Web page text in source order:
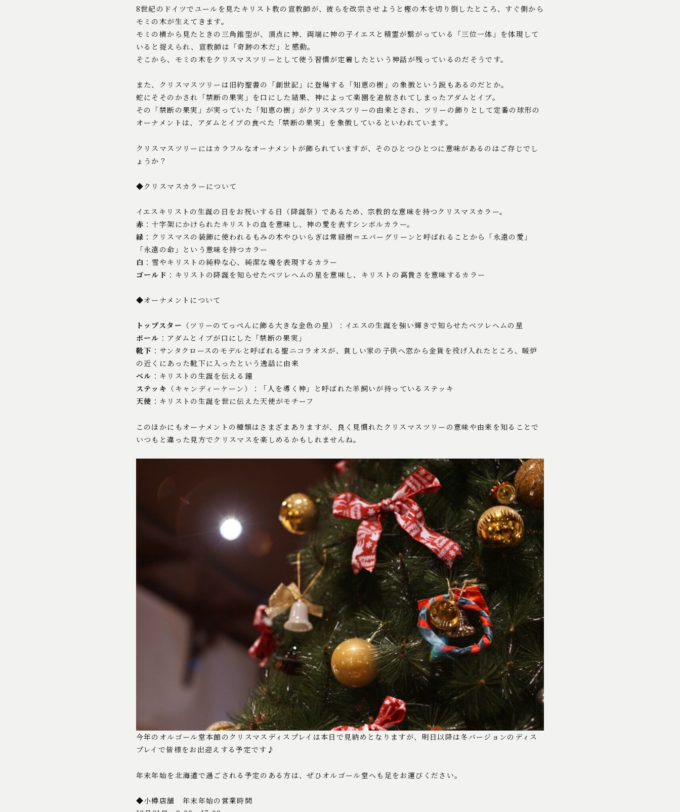
8世紀のドイツでユールを見たキリスト教の宣教師が、彼らを改宗させようと樫の木を切り倒したところ、すぐ側から
モミの木が生えてきます。
モミの横から見たときの三角錐型が、頂点に神、両端に神の子イエスと精霊が繋がっている「三位一体」を体現して
いると捉えられ、宣教師は「奇跡の木だ」と感動。
そこから、モミの木をクリスマスツリーとして使う習慣が定着したという神話が残っているのだそうです。
また、クリスマスツリーは旧約聖書の「創世記」に登場する「知恵の樹」の象徴という説もあるのだとか。
蛇にそそのかされ「禁断の果実」を口にした結果、神によって楽園を追放されてしまったアダムとイブ。
その「禁断の果実」が実っていた「知恵の樹」がクリスマスツリーの由来とされ、ツリーの飾りとして定番の球形の
オーナメントは、アダムとイブの食べた「禁断の果実」を象徴しているといわれています。
クリスマスツリーにはカラフルなオーナメントが飾られていますが、そのひとつひとつに意味があるのはご存じでし
ょうか？
◆クリスマスカラーについて
イエスキリストの生誕の日をお祝いする日（降誕祭）であるため、宗教的な意味を持つクリスマスカラー。
赤 ：十字架にかけられたキリストの血を意味し、神の愛を表すシンボルカラー。
緑 ：クリスマスの装飾に使われるもみの木やひいらぎは常緑樹＝エバーグリーンと呼ばれることから「永遠の愛」
「永遠の命」という意味を持つカラー
白 ：雪やキリストの純粋な心、純潔な魂を表現するカラー
ゴールド ：キリストの降誕を知らせたベツレヘムの星を意味し、キリストの高貴さを意味するカラー
◆オーナメントについて
トップスター （ツリーのてっぺんに飾る大きな金色の星）：イエスの生誕を強い輝きで知らせたベツレヘムの星
ボール ：アダムとイブが口にした「禁断の果実」
靴下 ：サンタクロースのモデルと呼ばれる聖ニコラオスが、貧しい家の子供へ窓から金貨を投げ入れたところ、暖炉
の近くにあった靴下に入ったという逸話に由来
ベル ：キリストの生誕を伝える鐘
ステッキ （キャンディーケーン）：「人を導く神」と呼ばれた羊飼いが持っているステッキ
天使 ：キリストの生誕を世に伝えた天使がモチーフ
このほかにもオーナメントの種類はさまざまありますが、良く見慣れたクリスマスツリーの意味や由来を知ることで
いつもと違った見方でクリスマスを楽しめるかもしれませんね。
今年のオルゴール堂本館のクリスマスディスプレイは本日で見納めとなりますが、明日以降は冬バージョンのディス
プレイで皆様をお出迎えする予定です♪
年末年始を北海道で過ごされる予定のある方は、ぜひオルゴール堂へも足をお運びください。
◆小樽店舗 年末年始の営業時間